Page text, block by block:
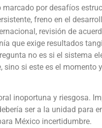
marcado por desafíos
freno en el
revisión de
que exige resultados
no es si el sistema
sino si este es el momento
inoportuna y riesgosa.
ser a la unidad para
México incertidumbre.